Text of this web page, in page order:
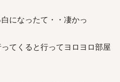
になったて・・凄かっ
てくると行ってヨロヨロ部屋